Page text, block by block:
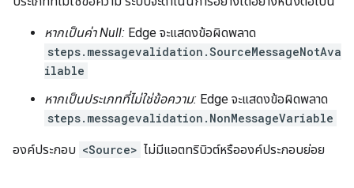
หากเป็นค่า Null: Edge จะแสดงข้อผิดพลาด
steps.messagevalidation.SourceMessageNotAva
ilable
หากเป็นประเภทที่ไม่ใช่ข้อความ: Edge จะแสดงข้อผิดพลาด
steps.messagevalidation.NonMessageVariable
องค์ประกอบ <Source> ไม่มีแอตทริบิวต์หรือองค์ประกอบย่อย